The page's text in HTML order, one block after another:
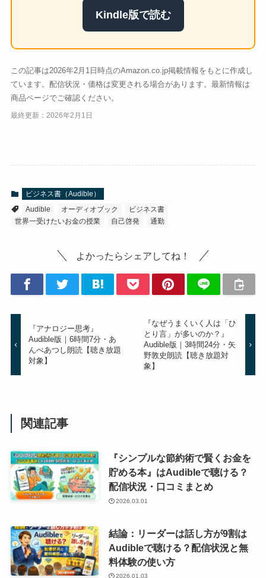
Kindle版で読む
この記事は2026年2月1日時点のAmazon.co.jp掲載情報をもとに作成し
ています。配信状況・価格は変更される場合があります。最新情報は
商品ページでご確認ください。
最終更新：2026年2月1日
ビジネス書（Audible）
Audible
オーディオブック
ビジネス書
世界一受けたいお金の授業
自己啓発 通勤
よかったらシェアしてね！
『アナロジー思考』
Audible版｜6時間7分・あ
んべあつし朗読【聴き放題
対象】
『なぜうまくいく人は「ひ
とり言」が多いのか？』
Audible版｜3時間24分・矢
野敦史朗読【聴き放題対
象】
関連記事
『シンプルな節約術で賢くお金を
貯める本』はAudibleで聴ける？
配信状況・口コミまとめ
2026.03.01
結論：リーダーは話し方が9割は
Audibleで聴ける？配信状況と無
料体験の使い方
2026.01.03